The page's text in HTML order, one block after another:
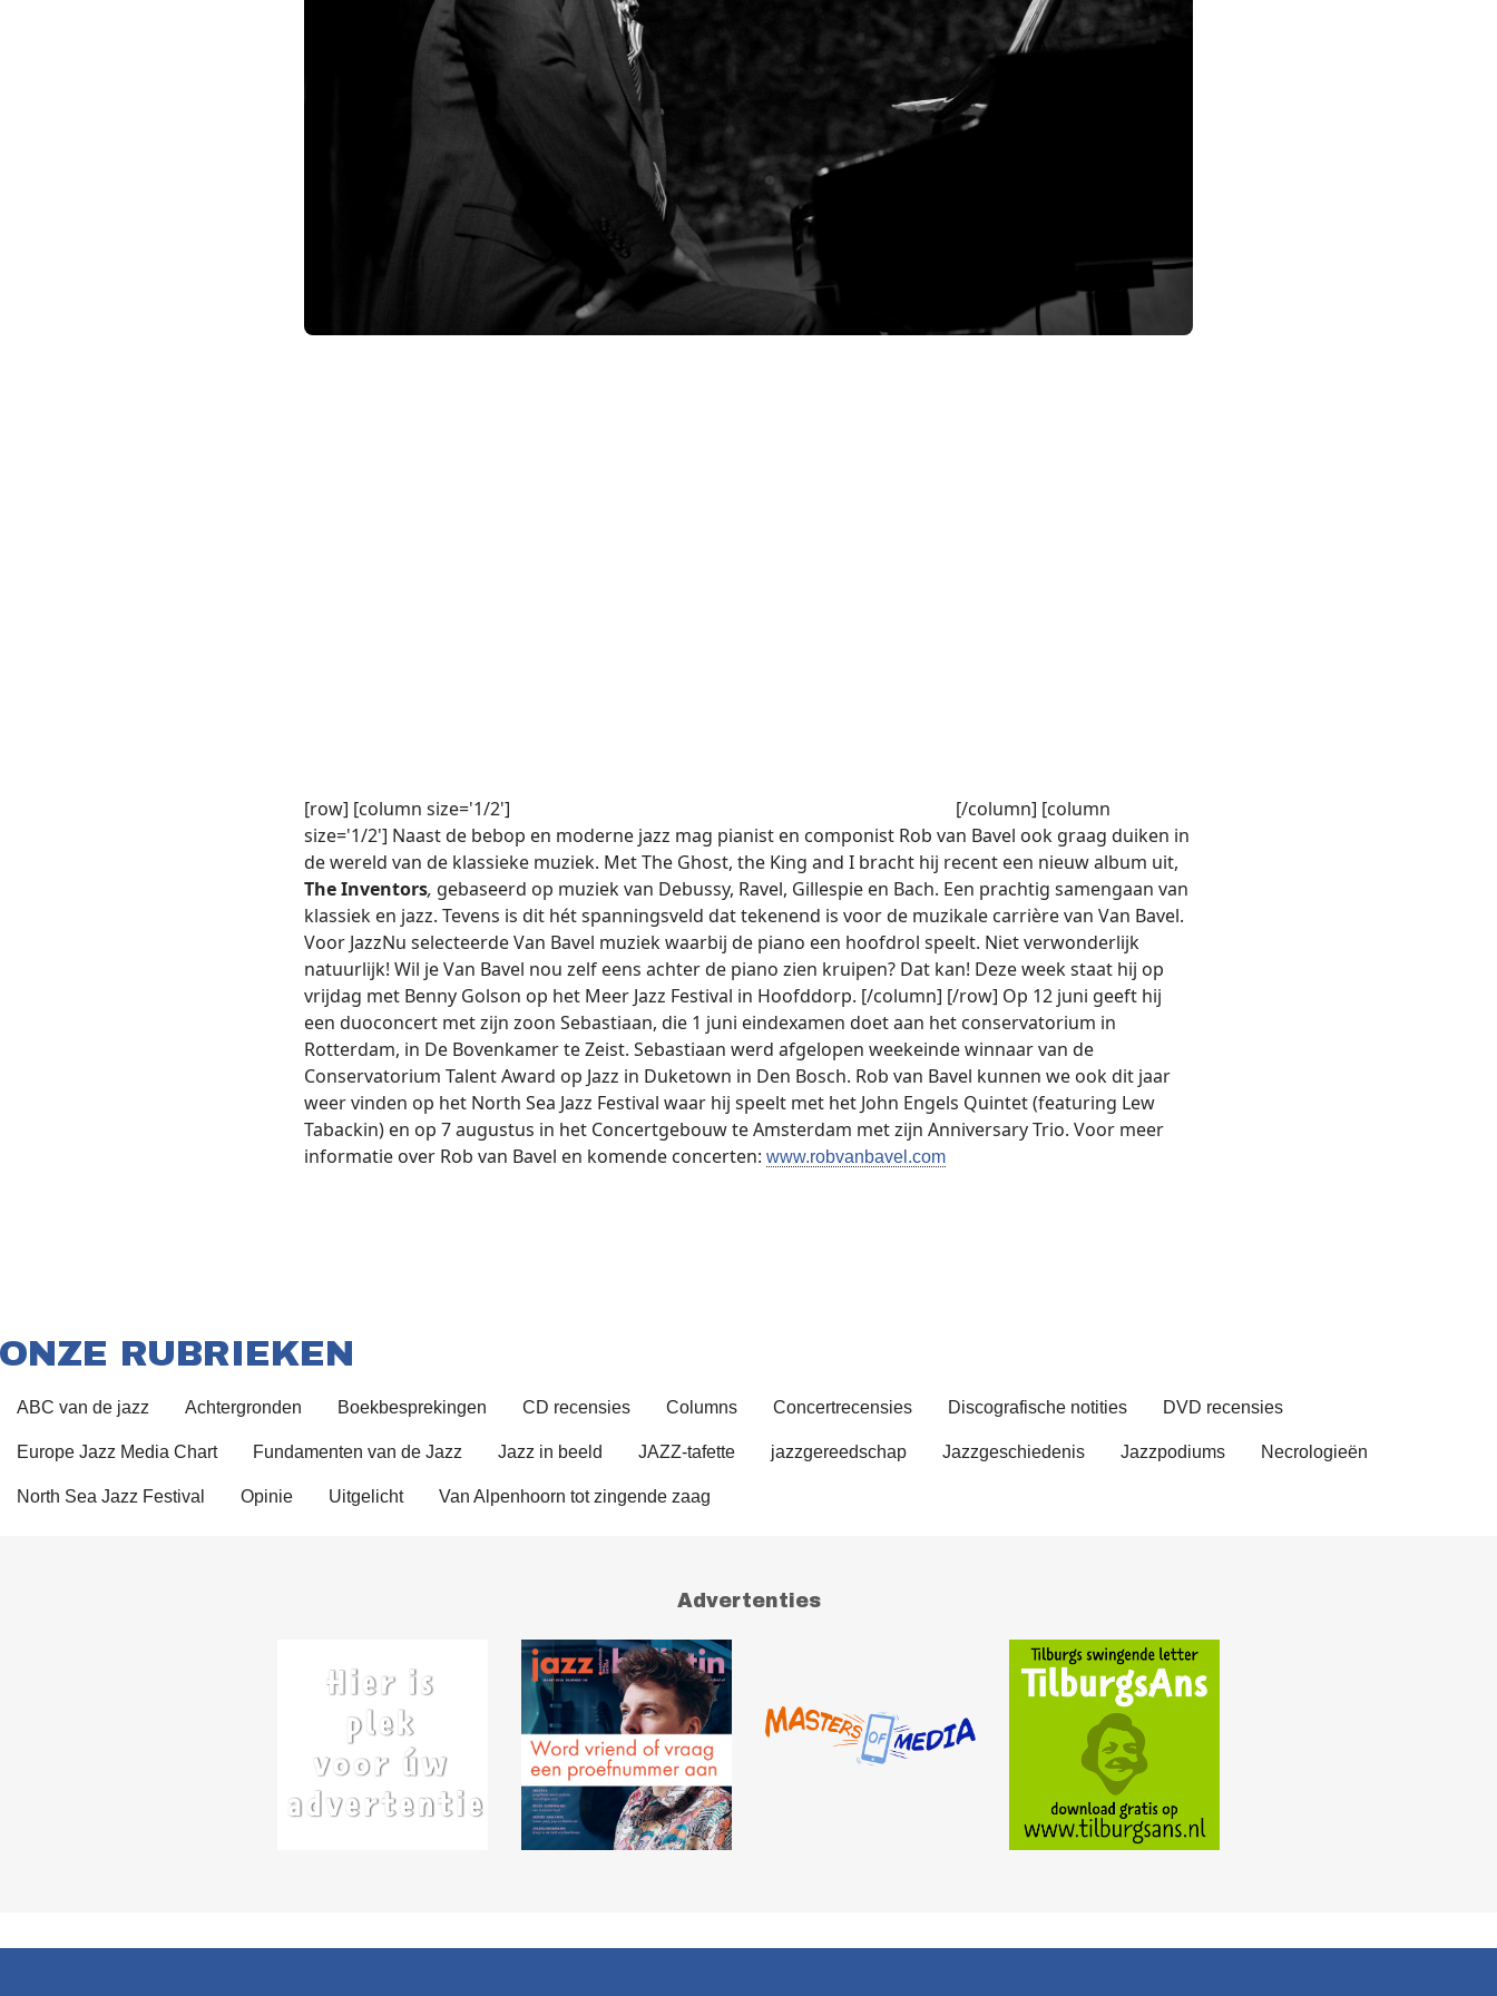
[row] [column size='1/2']
[/column] [column
size='1/2'] Naast de bebop en moderne jazz mag pianist en componist Rob van Bavel ook graag duiken in
de wereld van de klassieke muziek. Met The Ghost, the King and I bracht hij recent een nieuw album uit,
The Inventors, gebaseerd op muziek van Debussy, Ravel, Gillespie en Bach. Een prachtig samengaan van
klassiek en jazz. Tevens is dit hét spanningsveld dat tekenend is voor de muzikale carrière van Van Bavel.
Voor JazzNu selecteerde Van Bavel muziek waarbij de piano een hoofdrol speelt. Niet verwonderlijk
natuurlijk! Wil je Van Bavel nou zelf eens achter de piano zien kruipen? Dat kan! Deze week staat hij op
vrijdag met Benny Golson op het Meer Jazz Festival in Hoofddorp. [/column] [/row] Op 12 juni geeft hij
een duoconcert met zijn zoon Sebastiaan, die 1 juni eindexamen doet aan het conservatorium in
Rotterdam, in De Bovenkamer te Zeist. Sebastiaan werd afgelopen weekeinde winnaar van de
Conservatorium Talent Award op Jazz in Duketown in Den Bosch. Rob van Bavel kunnen we ook dit jaar
weer vinden op het North Sea Jazz Festival waar hij speelt met het John Engels Quintet (featuring Lew
Tabackin) en op 7 augustus in het Concertgebouw te Amsterdam met zijn Anniversary Trio. Voor meer
informatie over Rob van Bavel en komende concerten: www.robvanbavel.com
ONZE RUBRIEKEN
ABC van de jazz Achtergronden Boekbesprekingen CD recensies Columns Concertrecensies Discografische notities DVD recensies
Europe Jazz Media Chart Fundamenten van de Jazz Jazz in beeld JAZZ-tafette jazzgereedschap Jazzgeschiedenis Jazzpodiums Necrologieën
North Sea Jazz Festival Opinie Uitgelicht Van Alpenhoorn tot zingende zaag
Advertenties